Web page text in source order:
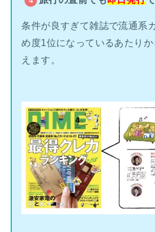
条件が良すぎて雑誌で流通系
め度1位になっているあたり
えます。